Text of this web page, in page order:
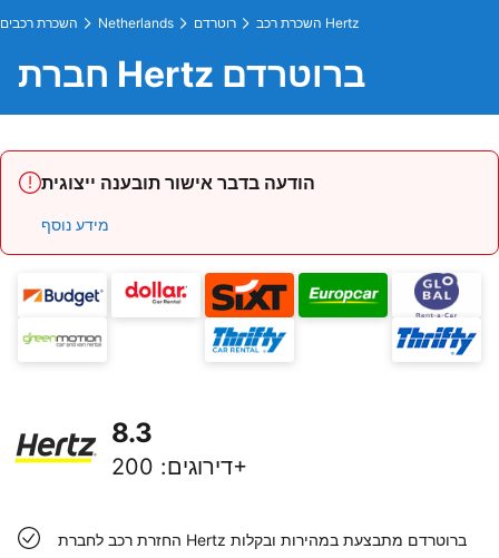
השכרת רכבים Netherlands רוטרדם השכרת רכב Hertz
חברת Hertz ברוטרדם
הודעה בדבר אישור תובענה ייצוגית
מידע נוסף
8.3
דירוגים: 200+
החזרת רכב לחברת Hertz ברוטרדם מתבצעת במהירות ובקלות